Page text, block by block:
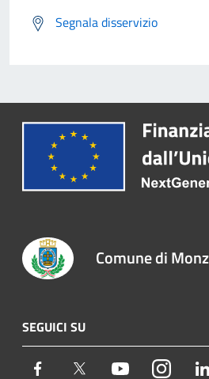
Segnala disservizio
Comune di
SEGUICI SU
Facebook Twitter Youtube